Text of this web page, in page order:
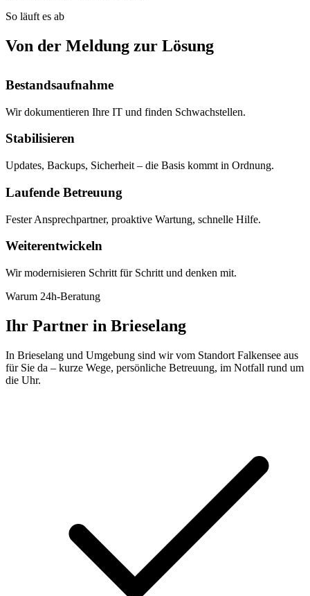
So läuft es ab
Von der Meldung zur Lösung
Bestandsaufnahme
Wir dokumentieren Ihre IT und finden Schwachstellen.
Stabilisieren
Updates, Backups, Sicherheit – die Basis kommt in Ordnung.
Laufende Betreuung
Fester Ansprechpartner, proaktive Wartung, schnelle Hilfe.
Weiterentwickeln
Wir modernisieren Schritt für Schritt und denken mit.
Warum 24h-Beratung
Ihr Partner in Brieselang
In Brieselang und Umgebung sind wir vom Standort Falkensee aus
für Sie da – kurze Wege, persönliche Betreuung, im Notfall rund um
die Uhr.